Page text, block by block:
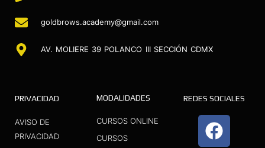
goldbrows.academy@gmail.com
AV. MOLIERE 39 POLANCO III SECCIÓN CDMX
PRIVACIDAD
AVISO DE
PRIVACIDAD
MODALIDADES
CURSOS ONLINE
CURSOS
REDES SOCIALES
F
a
I
n
Y
o